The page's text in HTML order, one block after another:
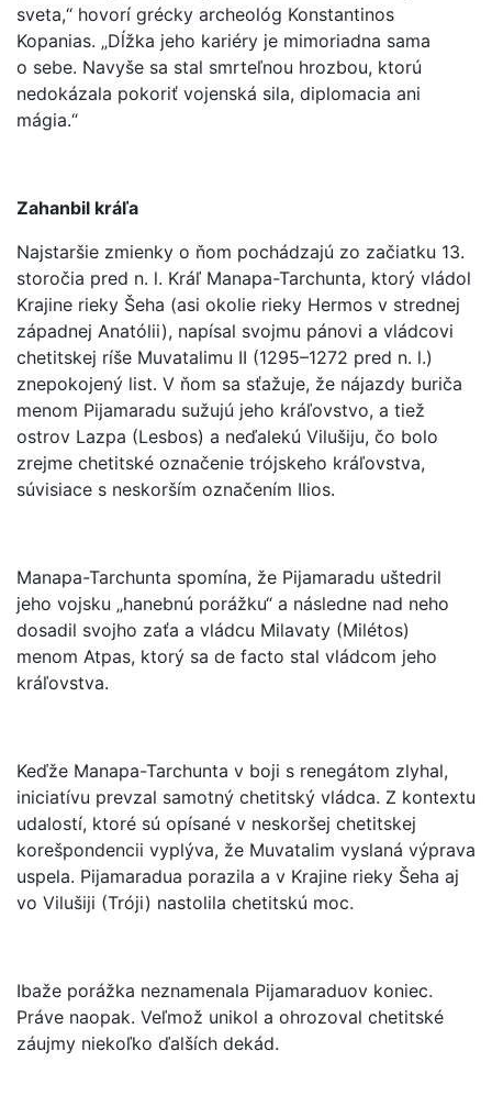
sveta,“ hovorí grécky archeológ Konstantinos
Kopanias. „Dĺžka jeho kariéry je mimoriadna sama
o sebe. Navyše sa stal smrteľnou hrozbou, ktorú
nedokázala pokoriť vojenská sila, diplomacia ani
mágia.“
Zahanbil kráľa
Najstaršie zmienky o ňom pochádzajú zo začiatku 13.
storočia pred n. l. Kráľ Manapa-Tarchunta, ktorý vládol
Krajine rieky Šeha (asi okolie rieky Hermos v strednej
západnej Anatólii), napísal svojmu pánovi a vládcovi
chetitskej ríše Muvatalimu II (1295–1272 pred n. l.)
znepokojený list. V ňom sa sťažuje, že nájazdy buriča
menom Pijamaradu sužujú jeho kráľovstvo, a tiež
ostrov Lazpa (Lesbos) a neďalekú Vilušiju, čo bolo
zrejme chetitské označenie trójskeho kráľovstva,
súvisiace s neskorším označením Ilios.
Manapa-Tarchunta spomína, že Pijamaradu uštedril
jeho vojsku „hanebnú porážku“ a následne nad neho
dosadil svojho zaťa a vládcu Milavaty (Milétos)
menom Atpas, ktorý sa de facto stal vládcom jeho
kráľovstva.
Keďže Manapa-Tarchunta v boji s renegátom zlyhal,
iniciatívu prevzal samotný chetitský vládca. Z kontextu
udalostí, ktoré sú opísané v neskoršej chetitskej
korešpondencii vyplýva, že Muvatalim vyslaná výprava
uspela. Pijamaradua porazila a v Krajine rieky Šeha aj
vo Vilušiji (Tróji) nastolila chetitskú moc.
Ibaže porážka neznamenala Pijamaraduov koniec.
Práve naopak. Veľmož unikol a ohrozoval chetitské
záujmy niekoľko ďalších dekád.